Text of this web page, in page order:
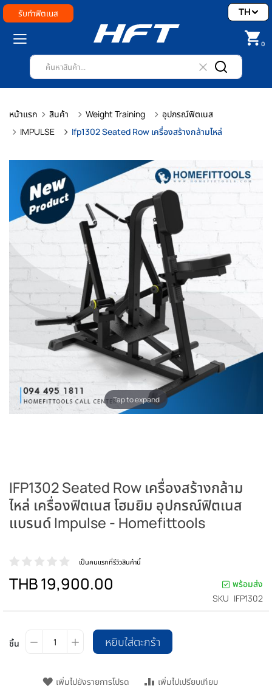
รับทำฟิตเนส
0
TH
หน้าแรก สินค้า Weight Training
อุปกรณ์ฟิตเนส
IMPULSE
Ifp1302 Seated Row เครื่องสร้างกล้ามไหล่
Tap to expand
IFP1302 Seated Row เครื่องสร้างกล้าม
ไหล่ เครื่องฟิตเนส โฮมยิม อุปกรณ์ฟิตเนส
แบรนด์ Impulse - Homefittools
เป็นคนแรกที่รีวิวสินค้านี้
THB 19,900.00
พร้อมส่ง
SKU IFP1302
ชิ้น หยิบใส่ตะกร้า
เพิ่มไปยังรายการโปรด เพิ่มไปเปรียบเทียบ